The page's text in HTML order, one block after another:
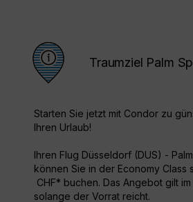
Traumziel Palm
Starten Sie jetzt mit Condor zu
Ihren Urlaub!
Ihren Flug Düsseldorf (DUS) -
können Sie in der Economy Class
CHF* buchen. Das Angebot gilt
solange der Vorrat reicht.